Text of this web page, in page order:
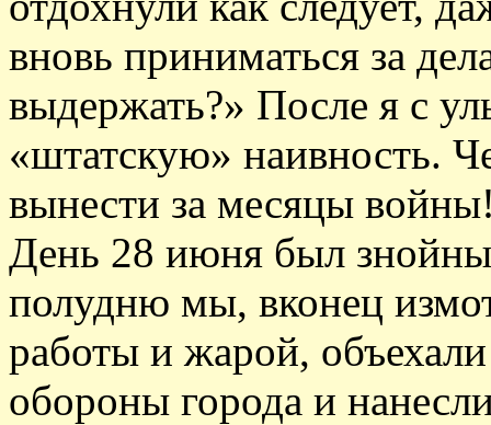
вновь приниматься за
выдержать?» После я с
«штатскую» наивность.
вынести за месяцы
День 28 июня был
полудню мы, вконец
работы и жарой,
обороны города и